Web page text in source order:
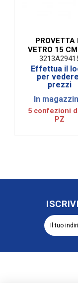
PROVETTA
VETRO 15
PZ)
Effettua il
per
prezzi
In
5 confezioni
PZ